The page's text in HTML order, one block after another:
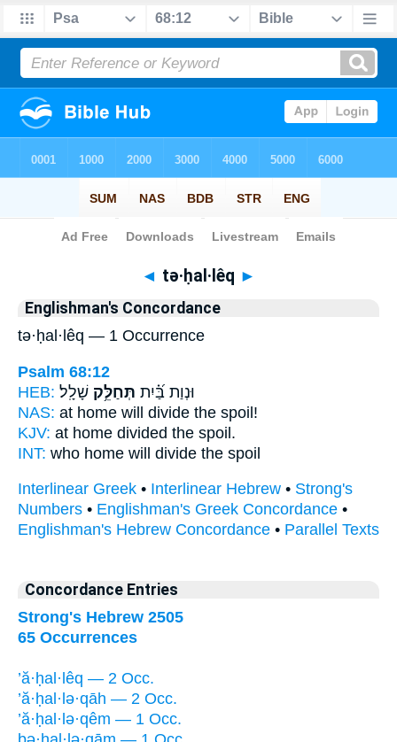
Bible> Strong's > Hebrew
◄ tə·ḥal·lêq ►
Englishman's Concordance
tə·ḥal·lêq — 1 Occurrence
Psalm 68:12
HEB:
וּנְוַת בַּ֝֗יִת תְּחַלֵּ֥ק שָׁלָֽל׃
NAS: at home will divide the spoil!
KJV: at home divided the spoil.
INT: who home will divide the spoil
Interlinear Greek • Interlinear Hebrew • Strong's
Numbers • Englishman's Greek Concordance •
Englishman's Hebrew Concordance • Parallel Texts
Concordance Entries
Strong's Hebrew 2505
65 Occurrences
’ă·ḥal·lêq — 2 Occ.
’ă·ḥal·lə·qāh — 2 Occ.
’ă·ḥal·lə·qêm — 1 Occ.